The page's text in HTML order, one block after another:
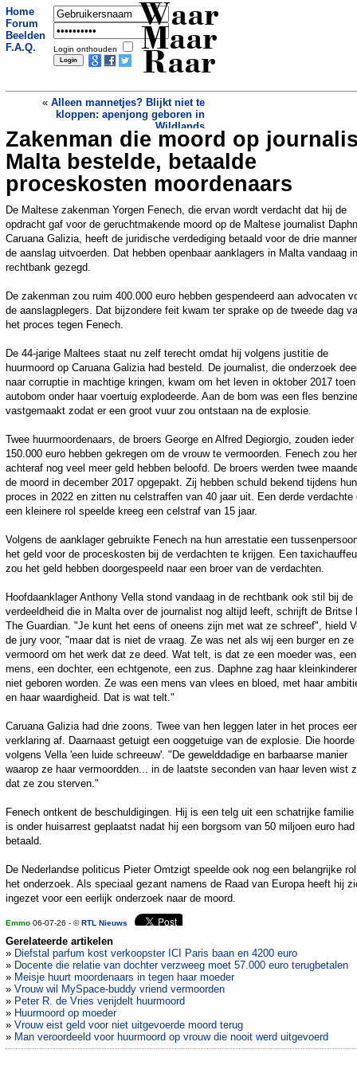
Home
Forum
Beelden
F.A.Q.
Login onthouden
Waar
Maar
Raar
« Alleen mannetjes? Blijkt niet te
kloppen: apenjong geboren in
Wildlands
Overheid heeft beleid tegen roken, maar
geeft wel miljoen aan tabaksgigant»
Zakenman die moord op
Malta bestelde, betaalde
proceskosten moordenaars
De Maltese zakenman Yorgen Fenech, die ervan wordt verdacht dat hij de
opdracht gaf voor de geruchtmakende moord op de Maltese journalist
Caruana Galizia, heeft de juridische verdediging betaald voor de drie
de aanslag uitvoerden. Dat hebben openbaar aanklagers in Malta vandaag
rechtbank gezegd.
De zakenman zou ruim 400.000 euro hebben gespendeerd aan advocaten
de aanslagplegers. Dat bijzondere feit kwam ter sprake op de tweede dag
het proces tegen Fenech.
De 44-jarige Maltees staat nu zelf terecht omdat hij volgens justitie de
huurmoord op Caruana Galizia had besteld. De journalist, die onderzoek
naar corruptie in machtige kringen, kwam om het leven in oktober 2017
autobom onder haar voertuig explodeerde. Aan de bom was een fles benzine
vastgemaakt zodat er een groot vuur zou ontstaan na de explosie.
Twee huurmoordenaars, de broers George en Alfred Degiorgio, zouden ieder
150.000 euro hebben gekregen om de vrouw te vermoorden. Fenech zou
achteraf nog veel meer geld hebben beloofd. De broers werden twee
de moord in december 2017 opgepakt. Zij hebben schuld bekend tijdens hun
proces in 2022 en zitten nu celstraffen van 40 jaar uit. Een derde verdachte
een kleinere rol speelde kreeg een celstraf van 15 jaar.
Volgens de aanklager gebruikte Fenech na hun arrestatie een
het geld voor de proceskosten bij de verdachten te krijgen. Een
zou het geld hebben doorgespeeld naar een broer van de verdachten.
Hoofdaanklager Anthony Vella stond vandaag in de rechtbank ook stil bij de
verdeeldheid die in Malta over de journalist nog altijd leeft, schrijft de Britse
The Guardian. "Je kunt het eens of oneens zijn met wat ze schreef", hield
de jury voor, "maar dat is niet de vraag. Ze was net als wij een burger en ze
vermoord om het werk dat ze deed. Wat telt, is dat ze een moeder was, een
mens, een dochter, een echtgenote, een zus. Daphne zag haar
niet geboren worden. Ze was een mens van vlees en bloed, met haar
en haar waardigheid. Dat is wat telt."
Caruana Galizia had drie zoons. Twee van hen leggen later in het proces
verklaring af. Daarnaast getuigt een ooggetuige van de explosie. Die hoorde
volgens Vella 'een luide schreeuw'. "De gewelddadige en barbaarse manier
waarop ze haar vermoordden... in de laatste seconden van haar leven wist
dat ze zou sterven."
Fenech ontkent de beschuldigingen. Hij is een telg uit een schatrijke familie
is onder huisarrest geplaatst nadat hij een borgsom van 50 miljoen euro had
betaald.
De Nederlandse politicus Pieter Omtzigt speelde ook nog een belangrijke
het onderzoek. Als speciaal gezant namens de Raad van Europa heeft hij
ingezet voor een eerlijk onderzoek naar de moord.
Emmo 06-07-26 - ©RTL Nieuws
Gerelateerde artikelen
» Diefstal parfum kost verkoopster ICI Paris baan en 4200 euro
» Docente die relatie van dochter verzweeg moet 57.000 euro terugbetalen
» Meisje huurt moordenaars in tegen haar moeder
» Vrouw wil MySpace-buddy vriend vermoorden
» Peter R. de Vries verijdelt huurmoord
» Huurmoord op moeder
» Vrouw eist geld voor niet uitgevoerde moord terug
» Man veroordeeld voor huurmoord op vrouw die nooit werd uitgevoerd